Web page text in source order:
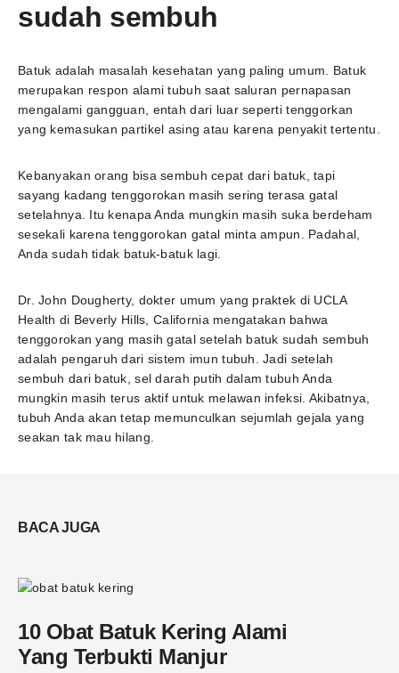
sudah sembuh
Batuk adalah masalah kesehatan yang paling umum. Batuk
merupakan respon alami tubuh saat saluran pernapasan
mengalami gangguan, entah dari luar seperti tenggorkan
yang kemasukan partikel asing atau karena penyakit tertentu.
Kebanyakan orang bisa sembuh cepat dari batuk, tapi
sayang kadang tenggorokan masih sering terasa gatal
setelahnya. Itu kenapa Anda mungkin masih suka berdeham
sesekali karena tenggorokan gatal minta ampun. Padahal,
Anda sudah tidak batuk-batuk lagi.
Dr. John Dougherty, dokter umum yang praktek di UCLA
Health di Beverly Hills, California mengatakan bahwa
tenggorokan yang masih gatal setelah batuk sudah sembuh
adalah pengaruh dari sistem imun tubuh. Jadi setelah
sembuh dari batuk, sel darah putih dalam tubuh Anda
mungkin masih terus aktif untuk melawan infeksi. Akibatnya,
tubuh Anda akan tetap memunculkan sejumlah gejala yang
seakan tak mau hilang.
BACA JUGA
10 Obat Batuk Kering Alami
Yang Terbukti Manjur